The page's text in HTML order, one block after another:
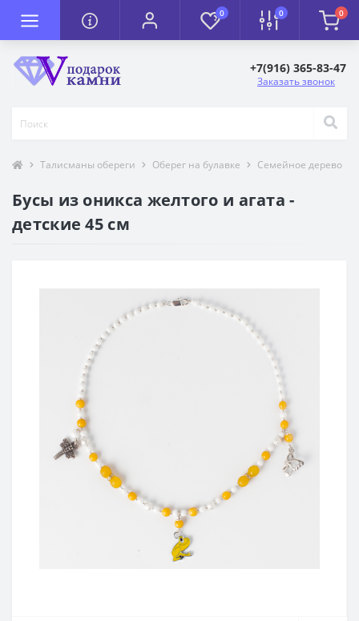
0 0 0
+7(916) 365-83-47
Заказать звонок
Талисманы обереги Оберег на булавке Семейное дерево
Бусы из оникса желтого и агата -
детские 45 см